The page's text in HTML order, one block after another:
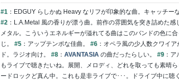
#1 ：EDGUY らしかぬ Heavy なリフが印象的な曲。キャッチー
#2 ：L.A.Metal 風の香りが漂う曲。前作の雰囲気を突き詰めた感
メタル。こういうエネルギーが溢れてる曲はこのバンドの色に合
じ。 #5 ：アップテンポな佳曲。 #6 ：オペラ風の少人数クワイア
ド。ラジオ向け。 #8 ： AVANTASIA の曲だったらしい。 #9 ：
もライブで聴きたいね。展開、メロディ、どれを取っても素晴ら
ードロックど真ん中。これも是非ライブで･･･。ドライブ中に聴